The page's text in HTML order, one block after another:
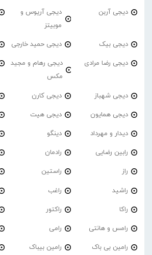
دیجی آربن
دیجی آریوس و
موبیتز
دیجی بیک دیجی حمید خارجی
دیجی رضا مرادی
دیجی رهام و مجید
مکس
دیجی شهباز دیجی کارن
دیجی همایون دیجی هیت
دیدار و مهرداد دینگو
رابین رضایی رادمان
راز راستین
راشید راغب
راکا راکتور
رامس و هانتی رامی
رامین بی باک رامین بیباک